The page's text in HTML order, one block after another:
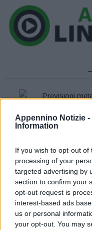
Appennino Notizie -
Information
If you wish to opt-out
processing of your
targeted advertising by
section to confirm your
opt-out request is
interest-based ads
us or personal
your opt-out. You may
occidentale con nubi più
graduale attenuazione
nuvoloso sul resto del
sereno o poco nuvoloso
Temperature: minime
16/18°C nei capoluoghi
adiacenti aree rurali, e